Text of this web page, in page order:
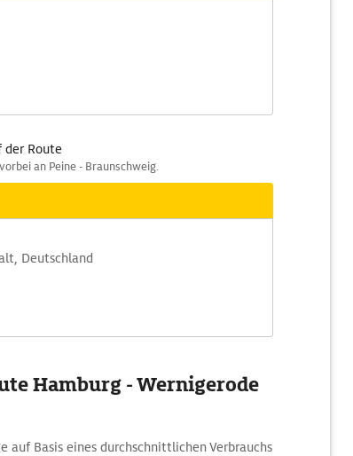
der Route
an Peine - Braunschweig.
Deutschland
Hamburg - Wernigerode
auf Basis eines durchschnittlichen Verbrauchs